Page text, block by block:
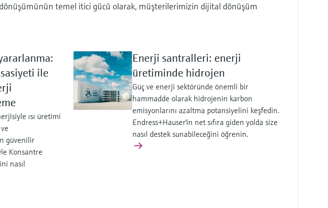
temel itici gücü olarak, müşterilerimizin dijital dönüşüm
ile
ısı üretimi
güvenilir
Konsantre
nasıl
Enerji santralleri: enerji
üretiminde hidrojen
Güç ve enerji sektöründe önemli bir
hammadde olarak hidrojenin karbon
emisyonlarını azaltma potansiyelini keşfedin.
Endress+Hauser'in net sıfıra giden yolda size
nasıl destek sunabileceğini öğrenin.